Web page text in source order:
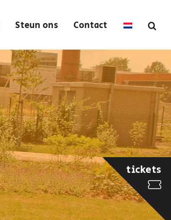
Steun ons Contact
tickets